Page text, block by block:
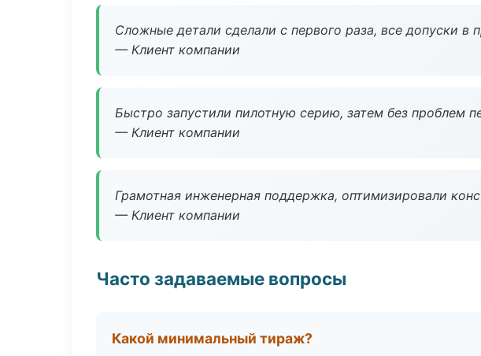
Сложные детали сделали с первого раза, все допуски
— Клиент компании
Быстро запустили пилотную серию, затем без проблем
— Клиент компании
Грамотная инженерная поддержка, оптимизировали
— Клиент компании
Часто задаваемые вопросы
Какой минимальный тираж?